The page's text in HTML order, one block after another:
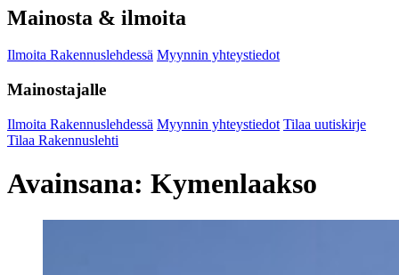
Mainosta & ilmoita
Ilmoita Rakennuslehdessä Myynnin yhteystiedot
Mainostajalle
Ilmoita Rakennuslehdessä Myynnin yhteystiedot Tilaa uutiskirje
Tilaa Rakennuslehti
Avainsana: Kymenlaakso